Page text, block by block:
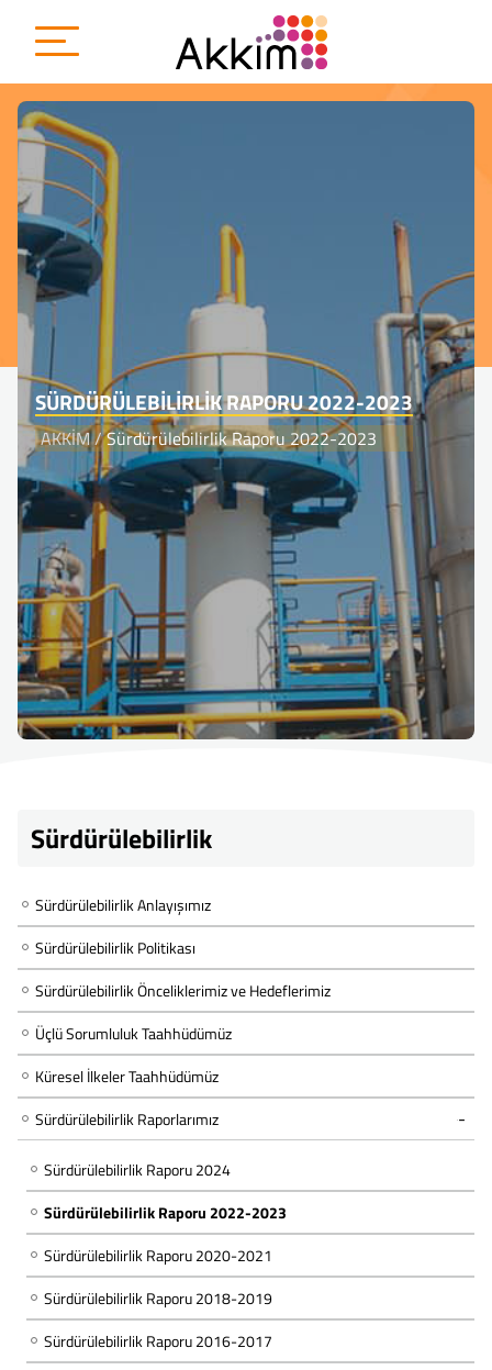
SÜRDÜRÜLEBILIRLIK RAPORU 2022-2023
AKKİM/Sürdürülebilirlik Raporu 2022-2023
Sürdürülebilirlik
Sürdürülebilirlik Anlayışımız
Sürdürülebilirlik Politikası
Sürdürülebilirlik Önceliklerimiz ve Hedeflerimiz
Üçlü Sorumluluk Taahhüdümüz
Küresel İlkeler Taahhüdümüz
Sürdürülebilirlik Raporlarımız
Sürdürülebilirlik Raporu 2024
Sürdürülebilirlik Raporu 2022-2023
Sürdürülebilirlik Raporu 2020-2021
Sürdürülebilirlik Raporu 2018-2019
Sürdürülebilirlik Raporu 2016-2017